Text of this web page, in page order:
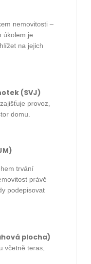
nemovitosti –
úkolem je
na jejich
(SVJ)
provoz,
domu.
trvání
právě
podepisovat
plocha)
včetně teras,